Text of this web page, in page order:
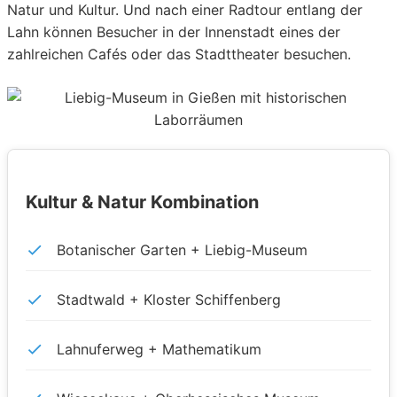
Natur und Kultur. Und nach einer Radtour entlang der
Lahn können Besucher in der Innenstadt eines der
zahlreichen Cafés oder das Stadttheater besuchen.
Kultur & Natur Kombination
Botanischer Garten + Liebig-Museum
Stadtwald + Kloster Schiffenberg
Lahnuferweg + Mathematikum